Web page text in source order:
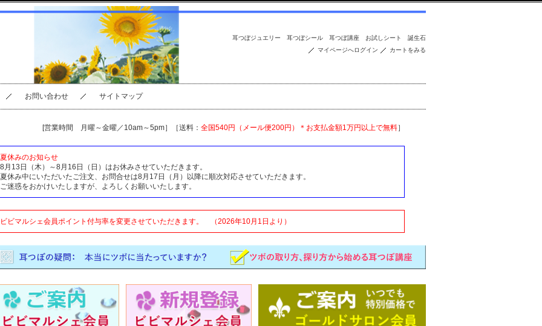
耳つぼジュエリー 耳つぼシール 耳つぼ講座 お試しシート
誕生石
マイページへログイン
カートをみる
お問い合わせ サイトマップ
[営業時間 月曜～金曜／10am～5pm］［送料： 全国540円（メール便200円）＊お支払金額1万円以上で無料］
夏休みのお知らせ
8月13日（木）～8月16日（日）はお休みさせていただきます。
夏休み中にいただいたご注文、お問合せは8月17日（月）以降に順次対応させていただきます。
ご迷惑をおかけいたしますが、よろしくお願いいたします。
ビビマルシェ会員ポイント付与率を変更させていただきます。 （2026年10月1日より）